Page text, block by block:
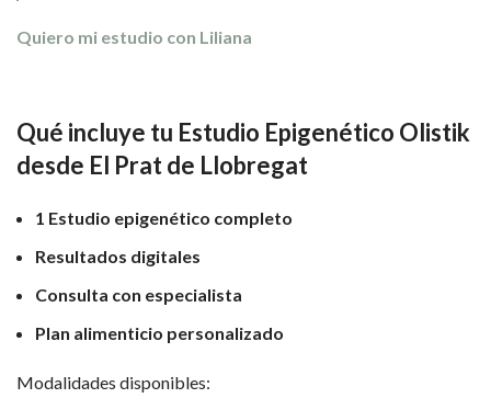
Quiero mi estudio con Liliana
Qué incluye tu Estudio Epigenético Olistik
desde El Prat de Llobregat
1 Estudio epigenético completo
Resultados digitales
Consulta con especialista
Plan alimenticio personalizado
Modalidades disponibles: